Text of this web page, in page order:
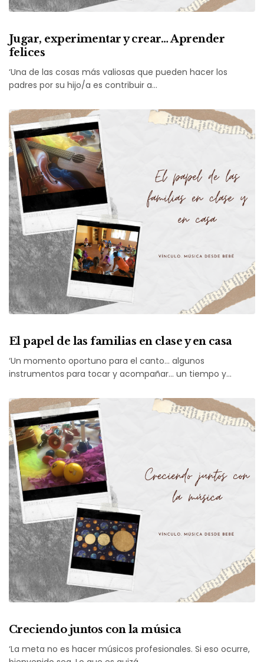
Jugar, experimentar y crear… Aprender
felices
‘Una de las cosas más valiosas que pueden hacer los
padres por su hijo/a es contribuir a…
El papel de las familias en clase y en casa
‘Un momento oportuno para el canto… algunos
instrumentos para tocar y acompañar… un tiempo y…
Creciendo juntos con la música
‘La meta no es hacer músicos profesionales. Si eso ocurre,